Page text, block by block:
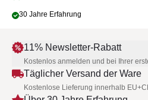
30 Jahre Erfahrung
11% Newsletter-Rabatt
Kostenlos anmelden und bei Ihrer
Täglicher Versand der Ware
Kostenlose Lieferung innerhalb